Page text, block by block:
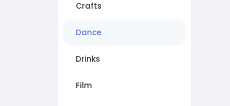
Crafts
Dance
Drinks
Film